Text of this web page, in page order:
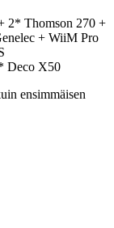
2* Thomson 270 +
+ WiiM Pro
Deco X50
ensimmäisen